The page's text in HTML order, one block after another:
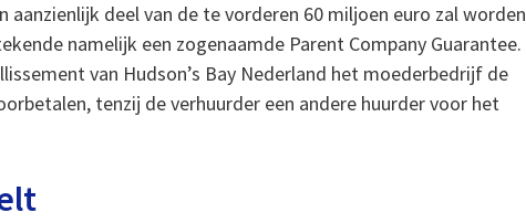
aanzienlijk deel van de te vorderen 60 miljoen euro zal worden
namelijk een zogenaamde Parent Company Guarantee.
van Hudson’s Bay Nederland het moederbedrijf de
tenzij de verhuurder een andere huurder voor het